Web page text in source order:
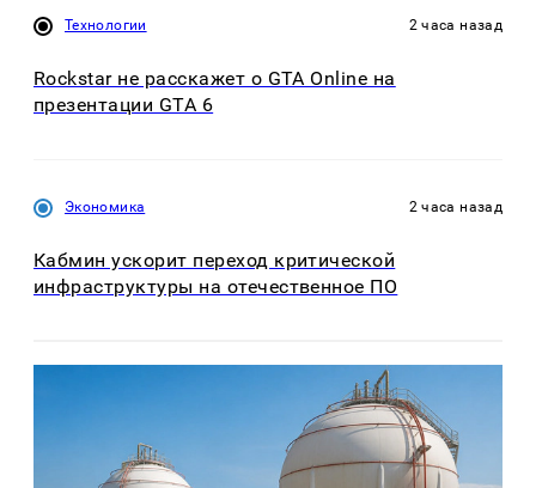
Технологии 2 часа назад
Rockstar не расскажет о GTA Online на
презентации GTA 6
Экономика 2 часа назад
Кабмин ускорит переход критической
инфраструктуры на отечественное ПО